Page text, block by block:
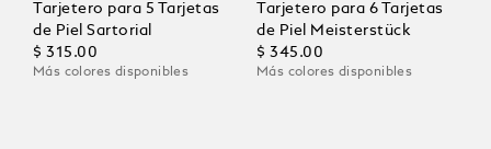
Tarjetero para 5 Tarjetas
de Piel Sartorial
$ 315.00
Más colores disponibles
Tarjetero para 6 Tarjetas
de Piel Meisterstück
$ 345.00
Más colores disponibles